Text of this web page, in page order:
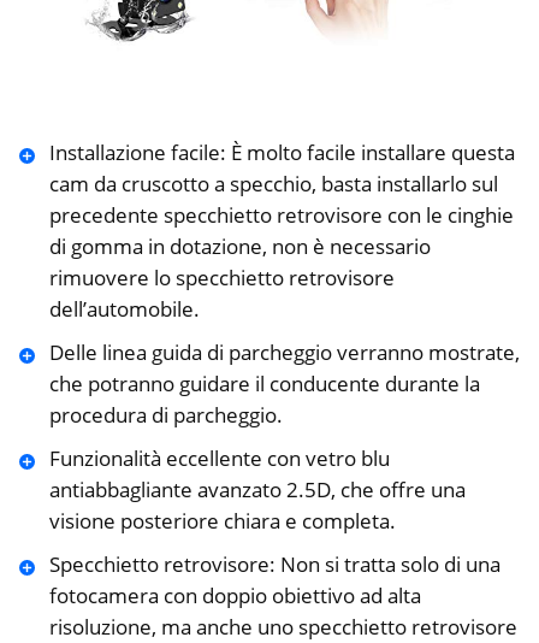
Installazione facile: È molto facile installare questa
cam da cruscotto a specchio, basta installarlo sul
precedente specchietto retrovisore con le cinghie
di gomma in dotazione, non è necessario
rimuovere lo specchietto retrovisore
dell’automobile.
Delle linea guida di parcheggio verranno mostrate,
che potranno guidare il conducente durante la
procedura di parcheggio.
Funzionalità eccellente con vetro blu
antiabbagliante avanzato 2.5D, che offre una
visione posteriore chiara e completa.
Specchietto retrovisore: Non si tratta solo di una
fotocamera con doppio obiettivo ad alta
risoluzione, ma anche uno specchietto retrovisore